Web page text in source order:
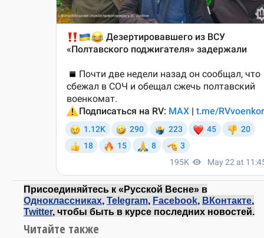
Присоединяйтесь к «Русской Весне» в
Одноклассниках, Telegram, Facebook, ВКонтакте,
Twitter, чтобы быть в курсе последних новостей.
Читайте также